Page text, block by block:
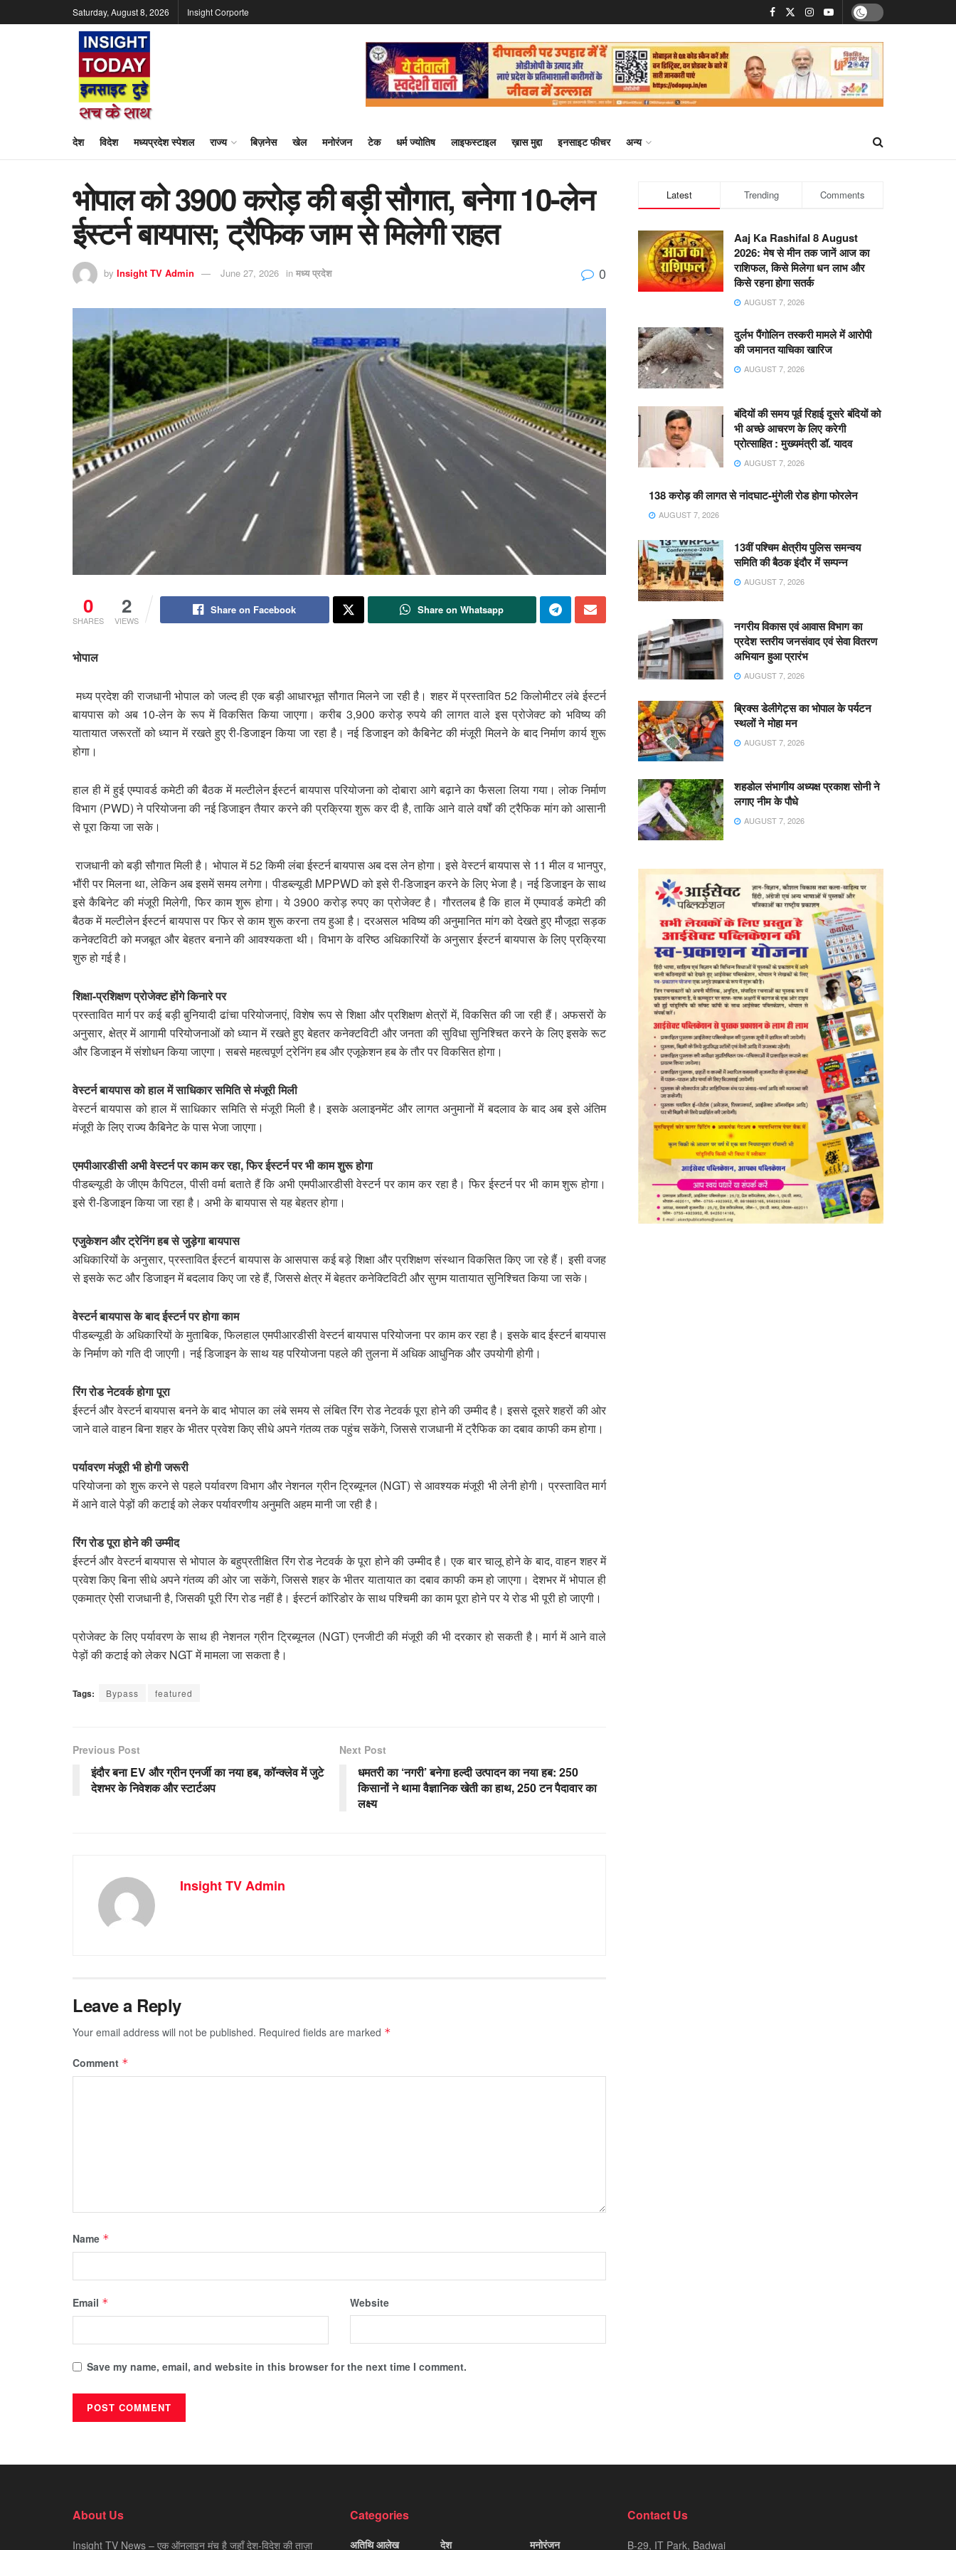
Saturday, August 8, 2026 Insight Corporte
देश विदेश मध्यप्रदेश स्पेशल राज्य बिज़नेस खेल मनोरंजन टेक धर्म ज्योतिष लाइफस्टाइल ख़ास मुद्दा इनसाइट फीचर अन्य
भोपाल को 3900 करोड़ की बड़ी सौगात, बनेगा 10-लेन
ईस्टर्न बायपास; ट्रैफिक जाम से मिलेगी राहत
by Insight TV Admin June 27, 2026 in मध्य प्रदेश 0
0
SHARES
2
VIEWS
Share on Facebook Share on Whatsapp
भोपाल
मध्य प्रदेश की राजधानी भोपाल को जल्द ही एक बड़ी आधारभूत सौगात मिलने जा रही है। शहर में प्रस्तावित 52 किलोमीटर लंबे ईस्टर्न
बायपास को अब 10-लेन के रूप में विकसित किया जाएगा। करीब 3,900 करोड़ रुपये की लागत वाले इस प्रोजेक्ट को भविष्य की
यातायात जरूरतों को ध्यान में रखते हुए री-डिजाइन किया जा रहा है। नई डिजाइन को कैबिनेट की मंजूरी मिलने के बाद निर्माण कार्य शुरू
होगा।
हाल ही में हुई एम्पावर्ड कमेटी की बैठक में मल्टीलेन ईस्टर्न बायपास परियोजना को दोबारा आगे बढ़ाने का फैसला लिया गया। लोक निर्माण
विभाग (PWD) ने परियोजना की नई डिजाइन तैयार करने की प्रक्रिया शुरू कर दी है, ताकि आने वाले वर्षों की ट्रैफिक मांग को आसानी
से पूरा किया जा सके।
राजधानी को बड़ी सौगात मिली है। भोपाल में 52 किमी लंबा ईस्टर्न बायपास अब दस लेन होगा। इसे वेस्टर्न बायपास से 11 मील व भानपुर,
भौंरी पर मिलना था, लेकिन अब इसमें समय लगेगा। पीडब्ल्यूडी MPPWD को इसे री-डिजाइन करने के लिए भेजा है। नई डिजाइन के साथ
इसे कैबिनेट की मंजूरी मिलेगी, फिर काम शुरू होगा। ये 3900 करोड़ रुपए का प्रोजेक्ट है। गौरतलब है कि हाल में एम्पावर्ड कमेटी की
बैठक में मल्टीलेन ईस्टर्न बायपास पर फिर से काम शुरू करना तय हुआ है। दरअसल भविष्य की अनुमानित मांग को देखते हुए मौजूदा सड़क
कनेक्टविटी को मजबूत और बेहतर बनाने की आवश्यकता थी। विभाग के वरिष्ठ अधिकारियों के अनुसार ईस्टर्न बायपास के लिए प्रक्रिया
शुरु हो गई है।
शिक्षा-प्रशिक्षण प्रोजेक्ट होंगे किनारे पर
प्रस्तावित मार्ग पर कई बड़ी बुनियादी ढांचा परियोजनाएं, विशेष रूप से शिक्षा और प्रशिक्षण क्षेत्रों में, विकसित की जा रही हैं। अफसरों के
अनुसार, क्षेत्र में आगामी परियोजनाओं को ध्यान में रखते हुए बेहतर कनेक्टविटी और जनता की सुविधा सुनिश्चित करने के लिए इसके रूट
और डिजाइन में संशोधन किया जाएगा। सबसे महत्वपूर्ण ट्रेनिंग हब और एजूकेशन हब के तौर पर विकसित होगा।
वेस्टर्न बायपास को हाल में साधिकार समिति से मंजूरी मिली
वेस्टर्न बायपास को हाल में साधिकार समिति से मंजूरी मिली है। इसके अलाइनमेंट और लागत अनुमानों में बदलाव के बाद अब इसे अंतिम
मंजूरी के लिए राज्य कैबिनेट के पास भेजा जाएगा।
एमपीआरडीसी अभी वेस्टर्न पर काम कर रहा, फिर ईस्टर्न पर भी काम शुरू होगा
पीडब्ल्यूडी के जीएम कैपिटल, पीसी वर्मा बताते हैं कि अभी एमपीआरडीसी वेस्टर्न पर काम कर रहा है। फिर ईस्टर्न पर भी काम शुरू होगा।
इसे री-डिजाइन किया जा रहा है। अभी के बायपास से यह बेहतर होगा।
एजुकेशन और ट्रेनिंग हब से जुड़ेगा बायपास
अधिकारियों के अनुसार, प्रस्तावित ईस्टर्न बायपास के आसपास कई बड़े शिक्षा और प्रशिक्षण संस्थान विकसित किए जा रहे हैं। इसी वजह
से इसके रूट और डिजाइन में बदलाव किए जा रहे हैं, जिससे क्षेत्र में बेहतर कनेक्टिविटी और सुगम यातायात सुनिश्चित किया जा सके।
वेस्टर्न बायपास के बाद ईस्टर्न पर होगा काम
पीडब्ल्यूडी के अधिकारियों के मुताबिक, फिलहाल एमपीआरडीसी वेस्टर्न बायपास परियोजना पर काम कर रहा है। इसके बाद ईस्टर्न बायपास
के निर्माण को गति दी जाएगी। नई डिजाइन के साथ यह परियोजना पहले की तुलना में अधिक आधुनिक और उपयोगी होगी।
रिंग रोड नेटवर्क होगा पूरा
ईस्टर्न और वेस्टर्न बायपास बनने के बाद भोपाल का लंबे समय से लंबित रिंग रोड नेटवर्क पूरा होने की उम्मीद है। इससे दूसरे शहरों की ओर
जाने वाले वाहन बिना शहर के भीतर प्रवेश किए सीधे अपने गंतव्य तक पहुंच सकेंगे, जिससे राजधानी में ट्रैफिक का दबाव काफी कम होगा।
पर्यावरण मंजूरी भी होगी जरूरी
परियोजना को शुरू करने से पहले पर्यावरण विभाग और नेशनल ग्रीन ट्रिब्यूनल (NGT) से आवश्यक मंजूरी भी लेनी होगी। प्रस्तावित मार्ग
में आने वाले पेड़ों की कटाई को लेकर पर्यावरणीय अनुमति अहम मानी जा रही है।
रिंग रोड पूरा होने की उम्मीद
ईस्टर्न और वेस्टर्न बायपास से भोपाल के बहुप्रतीक्षित रिंग रोड नेटवर्क के पूरा होने की उम्मीद है। एक बार चालू होने के बाद, वाहन शहर में
प्रवेश किए बिना सीधे अपने गंतव्य की ओर जा सकेंगे, जिससे शहर के भीतर यातायात का दबाव काफी कम हो जाएगा। देशभर में भोपाल ही
एकमात्र ऐसी राजधानी है, जिसकी पूरी रिंग रोड नहीं है। ईस्टर्न कॉरिडोर के साथ पश्चिमी का काम पूरा होने पर ये रोड भी पूरी हो जाएगी।
प्रोजेक्ट के लिए पर्यावरण के साथ ही नेशनल ग्रीन ट्रिब्यूनल (NGT) एनजीटी की मंजूरी की भी दरकार हो सकती है। मार्ग में आने वाले
पेड़ों की कटाई को लेकर NGT में मामला जा सकता है।
Tags: Bypass featured
Previous Post
इंदौर बना EV और ग्रीन एनर्जी का नया हब, कॉन्क्लेव में जुटे
देशभर के निवेशक और स्टार्टअप
Next Post
​धमतरी का ‘नगरी’ बनेगा हल्दी उत्पादन का नया हब: 250
किसानों ने थामा वैज्ञानिक खेती का हाथ, 250 टन पैदावार का
लक्ष्य
Insight TV Admin
Leave a Reply
Your email address will not be published. Required fields are marked *
Comment *
Name *
Email * Website
Save my name, email, and website in this browser for the next time I comment.
Latest Trending Comments
Aaj Ka Rashifal 8 August
2026: मेष से मीन तक जानें आज का
राशिफल, किसे मिलेगा धन लाभ और
किसे रहना होगा सतर्क
AUGUST 7, 2026
दुर्लभ पैंगोलिन तस्करी मामले में आरोपी
की जमानत याचिका खारिज
AUGUST 7, 2026
बंदियों की समय पूर्व रिहाई दूसरे बंदियों को
भी अच्छे आचरण के लिए करेगी
प्रोत्साहित : मुख्यमंत्री डॉ. यादव
AUGUST 7, 2026
138 करोड़ की लागत से नांदघाट-मुंगेली रोड होगा फोरलेन
AUGUST 7, 2026
13वीं पश्चिम क्षेत्रीय पुलिस समन्वय
समिति की बैठक इंदौर में सम्पन्न
AUGUST 7, 2026
नगरीय विकास एवं आवास विभाग का
प्रदेश स्तरीय जनसंवाद एवं सेवा वितरण
अभियान हुआ प्रारंभ
AUGUST 7, 2026
ब्रिक्स डेलीगेट्स का भोपाल के पर्यटन
स्थलों ने मोहा मन
AUGUST 7, 2026
शहडोल संभागीय अध्यक्ष प्रकाश सोनी ने
लगाए नीम के पौधे
AUGUST 7, 2026
About Us
Insight TV News – एक ऑनलाइन मंच है जहाँ देश-विदेश की ताज़ा
Categories
अतिथि आलेख देश मनोरंजन
Contact Us
B-29, IT Park, Badwai